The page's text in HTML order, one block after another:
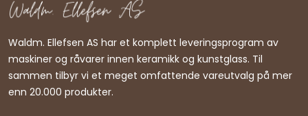
Waldm. Ellefsen AS har et komplett leveringsprogram av
maskiner og råvarer innen keramikk og kunstglass. Til
sammen tilbyr vi et meget omfattende vareutvalg på mer
enn 20.000 produkter.